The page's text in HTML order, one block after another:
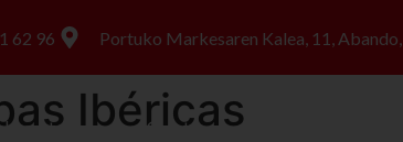
62 96 Portuko Markesaren Kalea, 11,
Carta
Ibéricas